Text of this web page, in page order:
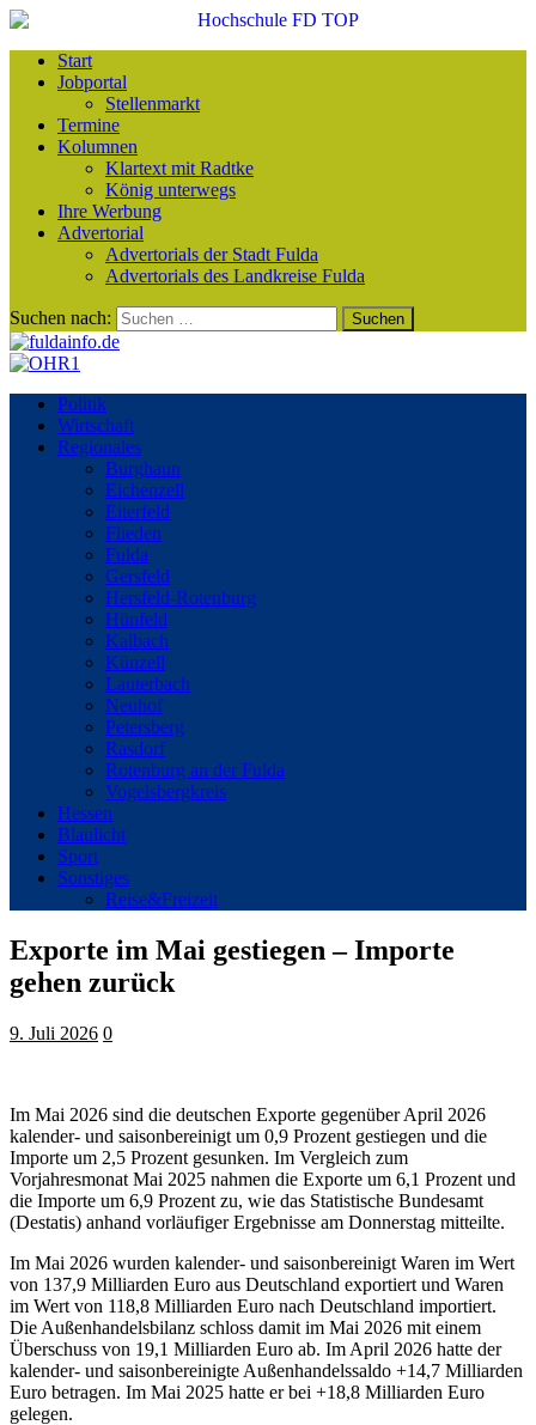
Start
Jobportal
Stellenmarkt
Termine
Kolumnen
Klartext mit Radtke
König unterwegs
Ihre Werbung
Advertorial
Advertorials der Stadt Fulda
Advertorials des Landkreise Fulda
Suchen nach:
Politik
Wirtschaft
Regionales
Burghaun
Eichenzell
Eiterfeld
Flieden
Fulda
Gersfeld
Hersfeld-Rotenburg
Hünfeld
Kalbach
Künzell
Lauterbach
Neuhof
Petersberg
Rasdorf
Rotenburg an der Fulda
Vogelsbergkreis
Hessen
Blaulicht
Sport
Sonstiges
Reise&Freizeit
Exporte im Mai gestiegen – Importe
gehen zurück
9. Juli 2026 0
Im Mai 2026 sind die deutschen Exporte gegenüber April 2026
kalender- und saisonbereinigt um 0,9 Prozent gestiegen und die
Importe um 2,5 Prozent gesunken. Im Vergleich zum
Vorjahresmonat Mai 2025 nahmen die Exporte um 6,1 Prozent und
die Importe um 6,9 Prozent zu, wie das Statistische Bundesamt
(Destatis) anhand vorläufiger Ergebnisse am Donnerstag mitteilte.
Im Mai 2026 wurden kalender- und saisonbereinigt Waren im Wert
von 137,9 Milliarden Euro aus Deutschland exportiert und Waren
im Wert von 118,8 Milliarden Euro nach Deutschland importiert.
Die Außenhandelsbilanz schloss damit im Mai 2026 mit einem
Überschuss von 19,1 Milliarden Euro ab. Im April 2026 hatte der
kalender- und saisonbereinigte Außenhandelssaldo +14,7 Milliarden
Euro betragen. Im Mai 2025 hatte er bei +18,8 Milliarden Euro
gelegen.